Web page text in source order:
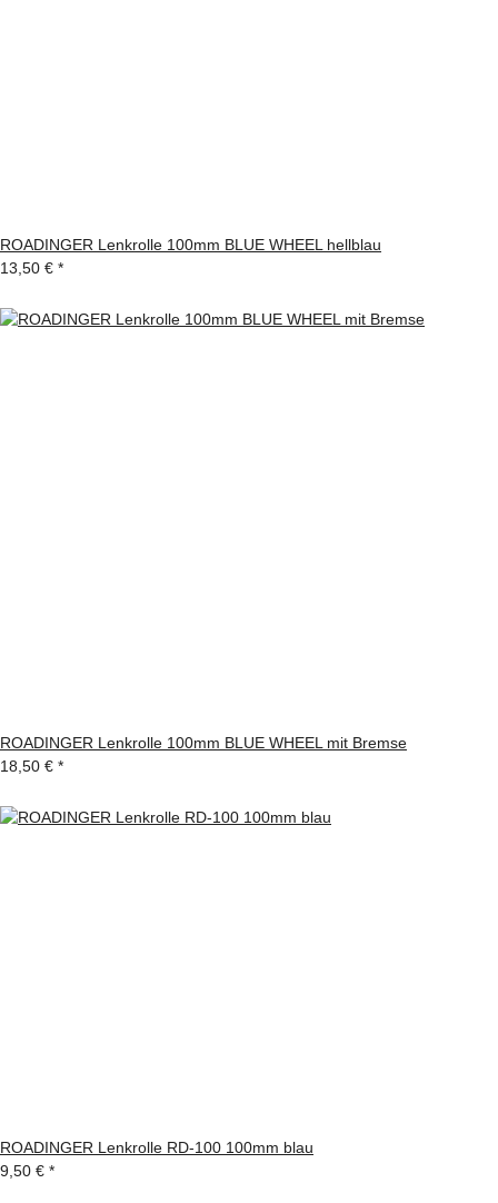
ROADINGER Lenkrolle 100mm BLUE WHEEL hellblau
13,50 € *
ROADINGER Lenkrolle 100mm BLUE WHEEL mit Bremse
18,50 € *
ROADINGER Lenkrolle RD-100 100mm blau
9,50 € *